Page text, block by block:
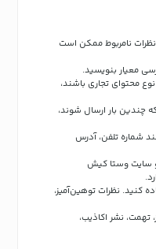
نامربوط ممکن است
معیار بنویسید.
محتوای تجاری باشند،
چندین بار ارسال شوند،
شماره تلفن، آدرس
سایت وستا کیش
کنید. نظرات توهین‌آمیز،
تهمت، نشر اکاذیب،